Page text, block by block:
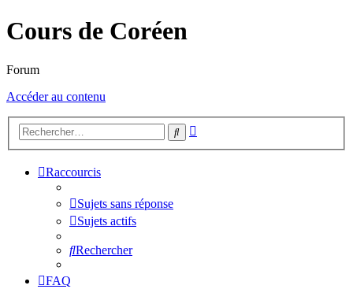
Cours de Coréen
Forum
Accéder au contenu
Rechercher
Raccourcis
Sujets sans réponse
Sujets actifs
Rechercher
FAQ